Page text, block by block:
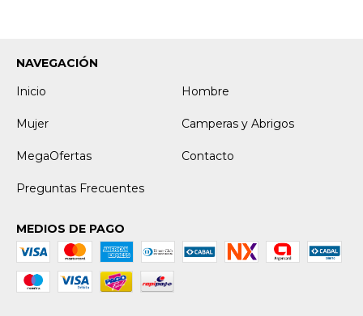
NAVEGACIÓN
Inicio
Hombre
Mujer Camperas y Abrigos
MegaOfertas Contacto
Preguntas Frecuentes
MEDIOS DE PAGO